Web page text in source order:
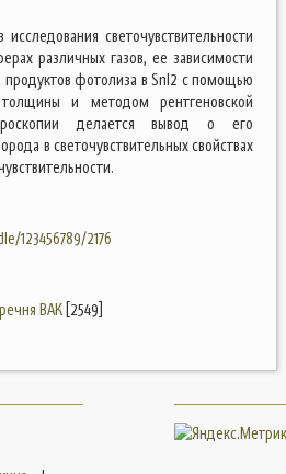
светочувствительности
различных газов, ее зависимости
фотолиза в SnI2 с помощью
и методом рентгеновской
делается вывод о его
в светочувствительных свойствах
123456789/2176
ВАК [2549]